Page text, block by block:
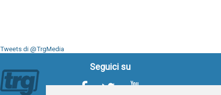
Tweets di @TrgMedia
Seguici su